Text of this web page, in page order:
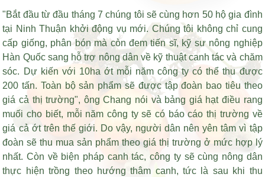
"Bắt đầu từ đầu tháng 7 chúng tôi sẽ cùng hơn 50 hộ gia đình
tại Ninh Thuận khởi động vụ mới. Chúng tôi không chỉ cung
cấp giống, phân bón mà còn đem tiến sĩ, kỹ sư nông nghiệp
Hàn Quốc sang hỗ trợ nông dân về kỹ thuật canh tác và chăm
sóc. Dự kiến với 10ha ớt mỗi năm công ty có thể thu được
200 tấn. Toàn bộ sản phẩm sẽ được tập đoàn bao tiêu theo
giá cả thị trường", ông Chang nói và bảng giá hạt điều rang
muối cho biết, mỗi năm công ty sẽ có báo cáo thị trường về
giá cả ớt trên thế giới. Do vậy, người dân nên yên tâm vì tập
đoàn sẽ thu mua sản phẩm theo giá thị trường ở mức hợp lý
nhất. Còn về biện pháp canh tác, công ty sẽ cùng nông dân
thực hiện trồng theo hướng thâm canh, tức là sau khi thu